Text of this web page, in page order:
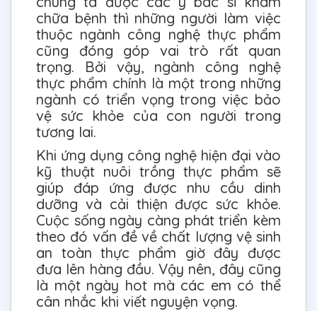
chữa bệnh thì những người làm việc
thuộc ngành công nghệ thực phẩm
cũng đóng góp vai trò rất quan
trọng. Bởi vậy, ngành công nghệ
thực phẩm chính là một trong những
ngành có triển vọng trong việc bảo
vệ sức khỏe của con người trong
tương lai.
Khi ứng dụng công nghệ hiện đại vào
kỹ thuật nuôi trồng thực phẩm sẽ
giúp đáp ứng được nhu cầu dinh
dưỡng và cải thiện được sức khỏe.
Cuộc sống ngày càng phát triển kèm
theo đó vấn đề về chất lượng vệ sinh
an toàn thực phẩm giờ đây được
đưa lên hàng đầu. Vậy nên, đây cũng
là một ngày hot mà các em có thể
cân nhắc khi viết nguyện vọng.